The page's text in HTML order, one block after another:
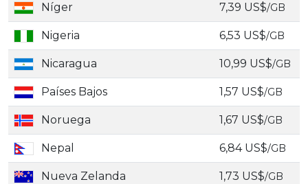
Níger 7,39 US$/GB
Nigeria 6,53 US$/GB
Nicaragua 10,99 US$/GB
Países Bajos 1,57 US$/GB
Noruega 1,67 US$/GB
Nepal 6,84 US$/GB
Nueva Zelanda 1,73 US$/GB